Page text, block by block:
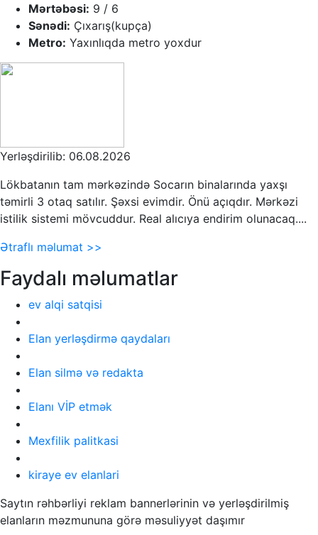
Mərtəbəsi: 9 / 6
Sənədi: Çıxarış(kupça)
Metro: Yaxınlıqda metro yoxdur
Yerləşdirilib: 06.08.2026
Lökbatanın tam mərkəzində Socarın binalarında yaxşı
təmirli 3 otaq satılır. Şəxsi evimdir. Önü açıqdır. Mərkəzi
istilik sistemi mövcuddur. Real alıcıya endirim olunacaq....
Ətraflı məlumat >>
Faydalı məlumatlar
ev alqi satqisi
Elan yerləşdirmə qaydaları
Elan silmə və redakta
Elanı VİP etmək
Mexfilik palitkasi
kiraye ev elanlari
Saytın rəhbərliyi reklam bannerlərinin və yerləşdirilmiş
elanların məzmununa görə məsuliyyət daşımır